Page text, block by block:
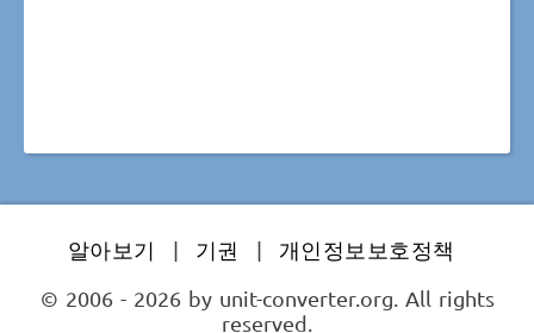
알아보기 | 기권 |
개인정보보호정책
© 2006 - 2026 by unit-converter.org. All rights
reserved.